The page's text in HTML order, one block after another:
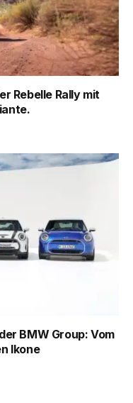
Rebelle Rally mit
BMW Group: Vom
Ikone